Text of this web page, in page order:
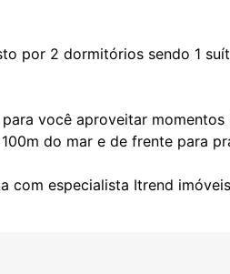
por 2 dormitórios sendo 1
você aproveitar momentos
do mar e de frente para